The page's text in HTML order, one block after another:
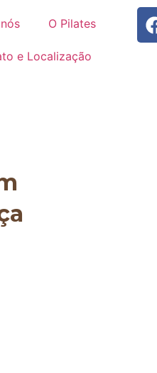
O Pilates
e Localização